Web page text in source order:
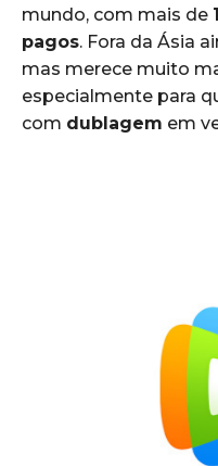
mundo, com mais de
pagos. Fora da Ásia
mas merece muito
especialmente para
com dublagem em